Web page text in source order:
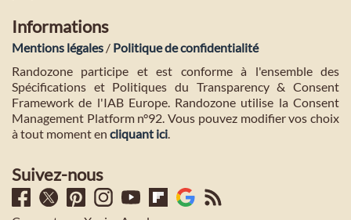
Informations
Mentions légales / Politique de confidentialité
Randozone participe et est conforme à l'ensemble des
Spécifications et Politiques du Transparency & Consent
Framework de l'IAB Europe. Randozone utilise la Consent
Management Platform n°92. Vous pouvez modifier vos choix
à tout moment en cliquant ici
Suivez-nous